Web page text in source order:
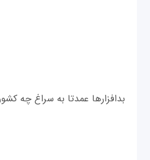
بدافزارها عمدتا به سراغ چه